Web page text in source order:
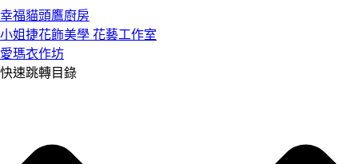
幸福貓頭鷹廚房
小姐捷花飾美學 花藝工作室
愛瑪衣作坊
快速跳轉目錄